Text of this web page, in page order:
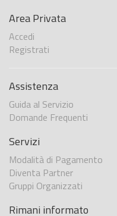
Area Privata
Accedi
Registrati
Assistenza
Guida al Servizio
Domande Frequenti
Servizi
Modalità di Pagamento
Diventa Partner
Gruppi Organizzati
Rimani informato